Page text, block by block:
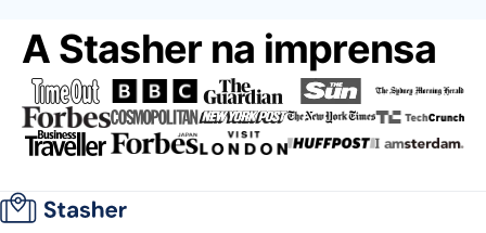
A Stasher na imprensa